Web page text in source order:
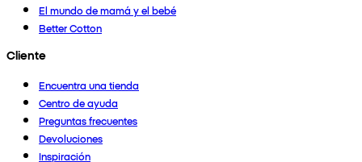
El mundo de mamá y el bebé
Better Cotton
Cliente
Encuentra una tienda
Centro de ayuda
Preguntas frecuentes
Devoluciones
Inspiración